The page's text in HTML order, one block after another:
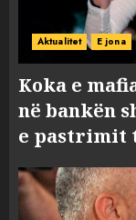
Aktualitet E jona
Koka e
në bankën
e pastrimit